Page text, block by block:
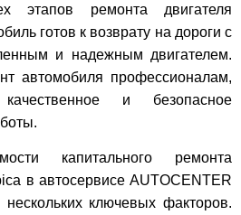
этапов ремонта двигателя
готов к возврату на дороги с
и надежным двигателем.
автомобиля профессионалам,
и безопасное
капитального ремонта
в автосервисе AUTOCENTER
ключевых факторов.